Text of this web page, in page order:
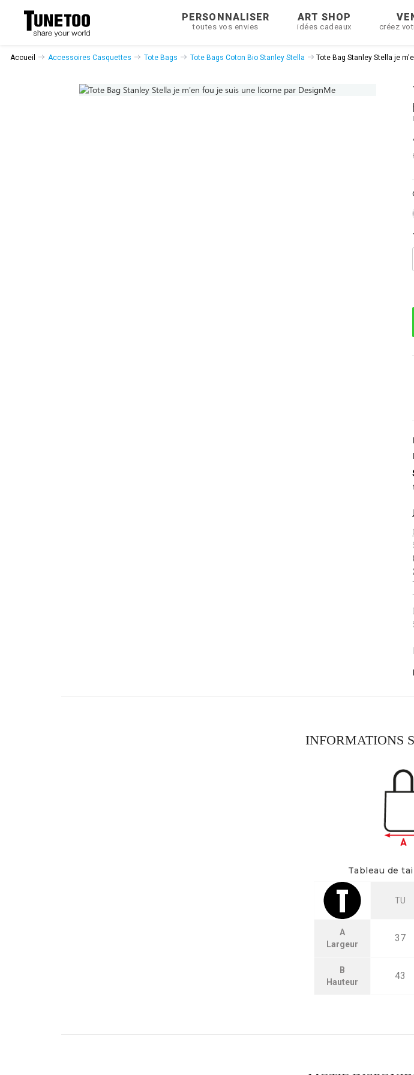
PERSONNALISER
toutes vos envies
ART SHOP
idées cadeaux créez
Accueil Accessoires Casquettes Tote Bags Tote Bags Coton Bio Stanley Stella Tote Bag Stanley Stella je
INFORMATIONS
Tableau de
TU
A
Largeur
37
B
Hauteur
43